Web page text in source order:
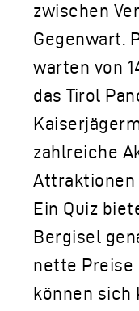
zwischen
Gegenwart.
warten von
das Tirol
zahlreiche
Attraktionen
Ein Quiz
Bergisel
nette Preise
können sich